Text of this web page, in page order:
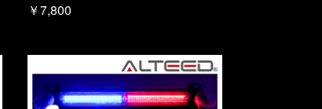
￥7,800